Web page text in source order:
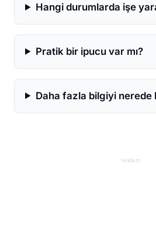
Hangi durumlarda işe
Pratik bir ipucu var mı?
Daha fazla bilgiyi nerede
reklam